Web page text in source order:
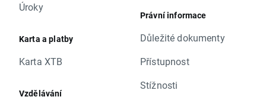
Úroky
Karta a platby
Karta XTB
Vzdělávání
Právní informace
Důležité dokumenty
Přístupnost
Stížnosti